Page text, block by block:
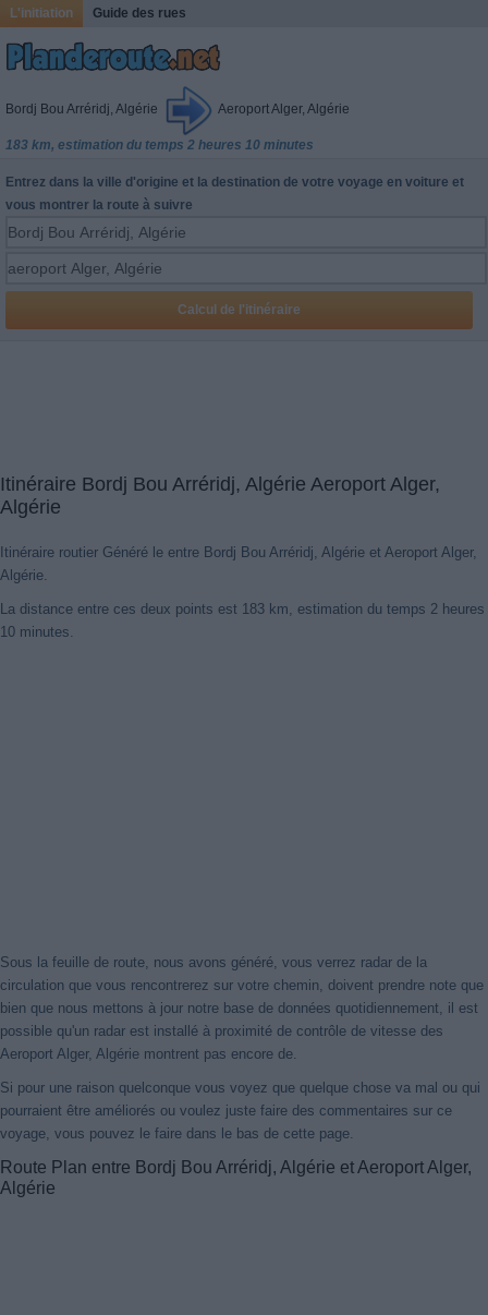
L'initiation Guide des rues
Bordj Bou Arréridj, Algérie Aeroport Alger, Algérie
183 km, estimation du temps 2 heures 10 minutes
Entrez dans la ville d'origine et la destination de votre voyage en voiture et
vous montrer la route à suivre
Itinéraire Bordj Bou Arréridj, Algérie Aeroport Alger,
Algérie
Itinéraire routier Généré le entre Bordj Bou Arréridj, Algérie et Aeroport Alger,
Algérie.
La distance entre ces deux points est 183 km, estimation du temps 2 heures
10 minutes.
Sous la feuille de route, nous avons généré, vous verrez radar de la
circulation que vous rencontrerez sur votre chemin, doivent prendre note que
bien que nous mettons à jour notre base de données quotidiennement, il est
possible qu'un radar est installé à proximité de contrôle de vitesse des
Aeroport Alger, Algérie montrent pas encore de.
Si pour une raison quelconque vous voyez que quelque chose va mal ou qui
pourraient être améliorés ou voulez juste faire des commentaires sur ce
voyage, vous pouvez le faire dans le bas de cette page.
Route Plan entre Bordj Bou Arréridj, Algérie et Aeroport Alger,
Algérie